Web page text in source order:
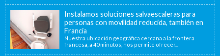
Instalamos soluciones salvaescaleras para
personas con movilidad reducida, también en
Francia
Nuestra ubicación geográfica cercana a la frontera
francesa, a 40 minutos, nos permite ofrecer...